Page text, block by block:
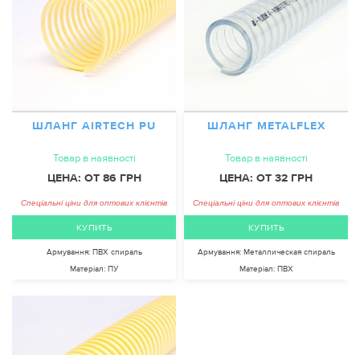
ШЛАНГ AIRTECH PU
Товар в наявності
ЦЕНА: ОТ 86 ГРН
Спеціальні ціни для оптових клієнтів
КУПИТЬ
Армування: ПВХ спираль
Матеріал: ПУ
ШЛАНГ METALFLEX
Товар в наявності
ЦЕНА: ОТ 32 ГРН
Спеціальні ціни для оптових клієнтів
КУПИТЬ
Армування: Металлическая спираль
Матеріал: ПВХ